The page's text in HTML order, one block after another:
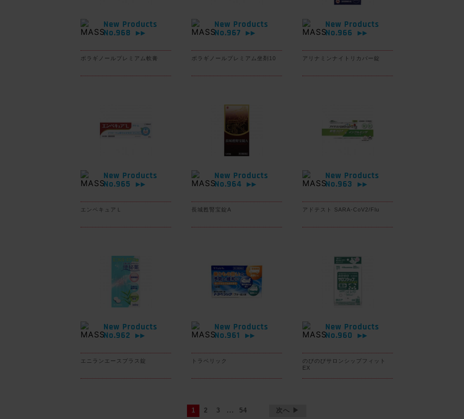
New Products
No.968
▶▶
ボラギノールプレミアム軟膏
New Products
No.967
▶▶
ボラギノールプレミアム坐剤10
New Products
No.966
▶▶
アリナミンナイトリカバー錠
New Products
No.965
▶▶
エンペキュアＬ
New Products
No.964
▶▶
長城甦腎宝錠A
New Products
No.963
▶▶
アドテスト SARA-CoV2/Flu
New Products
No.962
▶▶
エニランエースプラス錠
New Products
No.961
▶▶
トラベリック
New Products
No.960
▶▶
のびのびサロンシップフィット
EX
1 2 3 ... 54 次へ ▶